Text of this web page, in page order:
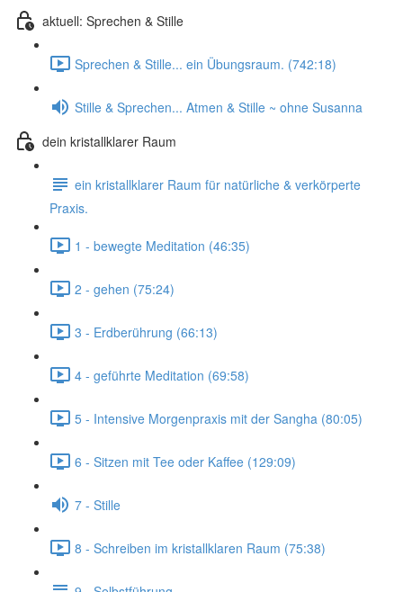
aktuell: Sprechen & Stille
Sprechen & Stille... ein Übungsraum. (742:18)
Stille & Sprechen... Atmen & Stille ~ ohne Susanna
dein kristallklarer Raum
ein kristallklarer Raum für natürliche & verkörperte
Praxis.
1 - bewegte Meditation (46:35)
2 - gehen (75:24)
3 - Erdberührung (66:13)
4 - geführte Meditation (69:58)
5 - Intensive Morgenpraxis mit der Sangha (80:05)
6 - Sitzen mit Tee oder Kaffee (129:09)
7 - Stille
8 - Schreiben im kristallklaren Raum (75:38)